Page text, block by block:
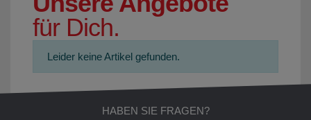
für Dich.
Leider keine Artikel gefunden.
HABEN SIE FRAGEN?